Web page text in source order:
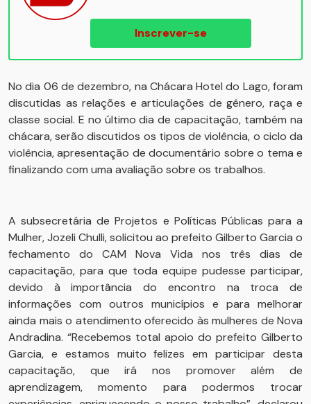
Inscrever-se
No dia 06 de dezembro, na Chácara Hotel do Lago, foram
discutidas as relações e articulações de gênero, raça e
classe social. E no último dia de capacitação, também na
chácara, serão discutidos os tipos de violência, o ciclo da
violência, apresentação de documentário sobre o tema e
finalizando com uma avaliação sobre os trabalhos.
A subsecretária de Projetos e Políticas Públicas para a
Mulher, Jozeli Chulli, solicitou ao prefeito Gilberto Garcia o
fechamento do CAM Nova Vida nos três dias de
capacitação, para que toda equipe pudesse participar,
devido à importância do encontro na troca de
informações com outros municípios e para melhorar
ainda mais o atendimento oferecido às mulheres de Nova
Andradina. “Recebemos total apoio do prefeito Gilberto
Garcia, e estamos muito felizes em participar desta
capacitação, que irá nos promover além de
aprendizagem, momento para podermos trocar